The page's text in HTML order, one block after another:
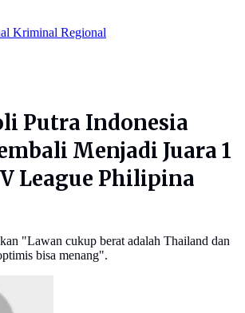
Kriminal Regional
Putra Indonesia
Menjadi Juara 1
League Philipina
"Lawan cukup berat adalah Thailand dan
bisa menang".